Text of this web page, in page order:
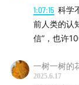
【本期主播】
范米索，即刻/
唐海程，即刻/
1:07:15 科学
前人类的认
信”，也许
一树一树的
2025.6.17